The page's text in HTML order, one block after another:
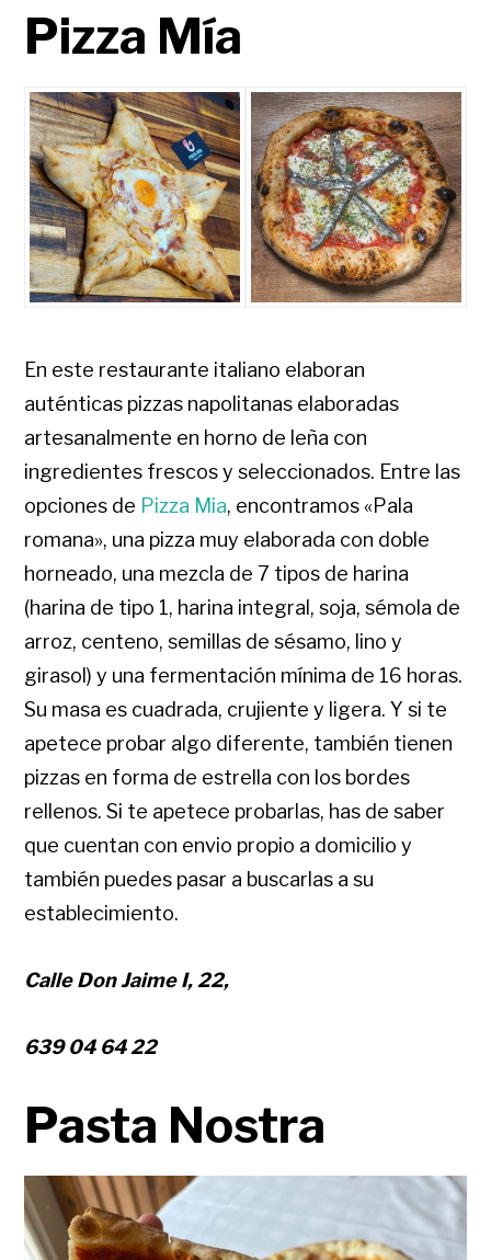
Pizza Mía
En este restaurante italiano elaboran
auténticas pizzas napolitanas elaboradas
artesanalmente en horno de leña con
ingredientes frescos y seleccionados. Entre las
opciones de Pizza Mia, encontramos «Pala
romana», una pizza muy elaborada con doble
horneado, una mezcla de 7 tipos de harina
(harina de tipo 1, harina integral, soja, sémola de
arroz, centeno, semillas de sésamo, lino y
girasol) y una fermentación mínima de 16 horas.
Su masa es cuadrada, crujiente y ligera. Y si te
apetece probar algo diferente, también tienen
pizzas en forma de estrella con los bordes
rellenos. Si te apetece probarlas, has de saber
que cuentan con envio propio a domicilio y
también puedes pasar a buscarlas a su
establecimiento.
Calle Don Jaime I, 22,
639 04 64 22
Pasta Nostra